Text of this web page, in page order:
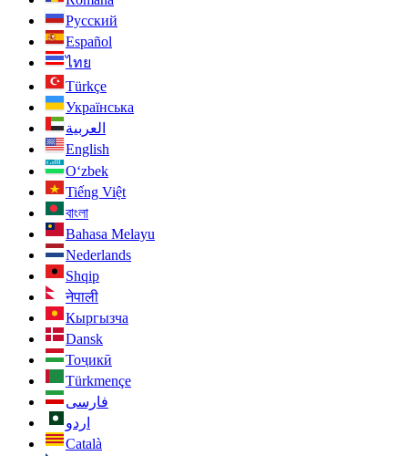
Русский
Español
ไทย
Türkçe
Українська
العربية
English
O‘zbek
Tiếng Việt
বাংলা
Bahasa Melayu
Nederlands
Shqip
नेपाली
Кыргызча
Dansk
Тоҷикӣ
Türkmençe
فارسی
اردو
Català